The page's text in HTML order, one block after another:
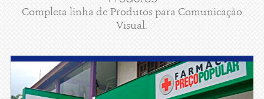
Completa linha de Produtos para Comunicaçào
Visual.